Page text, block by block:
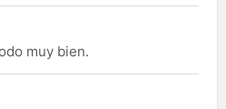
muy bien.